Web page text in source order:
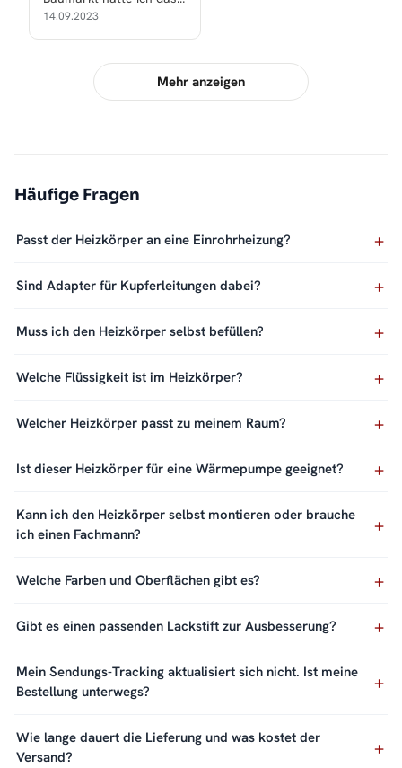
doppelte oder dreifache
bezahlt!
14.09.2023
Mehr anzeigen
Häufige Fragen
Passt der Heizkörper an eine Einrohrheizung?
Sind Adapter für Kupferleitungen dabei?
Muss ich den Heizkörper selbst befüllen?
Welche Flüssigkeit ist im Heizkörper?
Welcher Heizkörper passt zu meinem Raum?
Ist dieser Heizkörper für eine Wärmepumpe geeignet?
Kann ich den Heizkörper selbst montieren oder brauche
ich einen Fachmann?
Welche Farben und Oberflächen gibt es?
Gibt es einen passenden Lackstift zur Ausbesserung?
Mein Sendungs-Tracking aktualisiert sich nicht. Ist meine
Bestellung unterwegs?
Wie lange dauert die Lieferung und was kostet der
Versand?